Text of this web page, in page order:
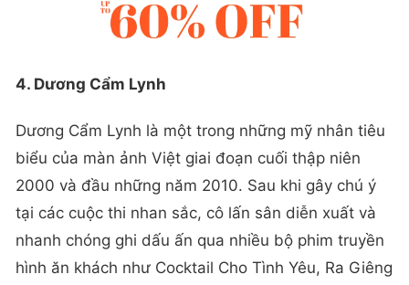
4. Dương Cẩm Lynh
Dương Cẩm Lynh là một trong những mỹ nhân tiêu
biểu của màn ảnh Việt giai đoạn cuối thập niên
2000 và đầu những năm 2010. Sau khi gây chú ý
tại các cuộc thi nhan sắc, cô lấn sân diễn xuất và
nhanh chóng ghi dấu ấn qua nhiều bộ phim truyền
hình ăn khách như Cocktail Cho Tình Yêu, Ra Giêng